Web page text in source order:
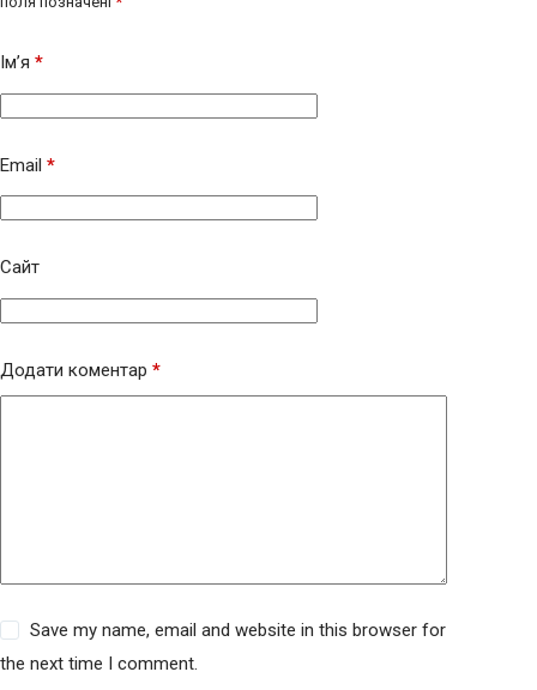
Ім’я *
Email *
Сайт
Додати коментар *
Save my name, email and website in this browser for
the next time I comment.